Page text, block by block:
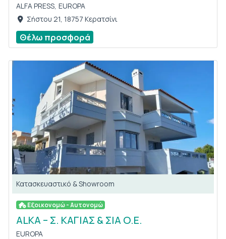
ALFA PRESS, EUROPA
Σήστου 21, 18757 Κερατσίνι
Θέλω προσφορά
Κατασκευαστικό & Showroom
Εξοικονομώ - Αυτονομώ
ALKA – Σ. ΚΑΓΙΑΣ & ΣΙΑ Ο.Ε.
EUROPA